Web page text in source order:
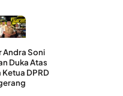
Andra Soni
Duka Atas
DPRD